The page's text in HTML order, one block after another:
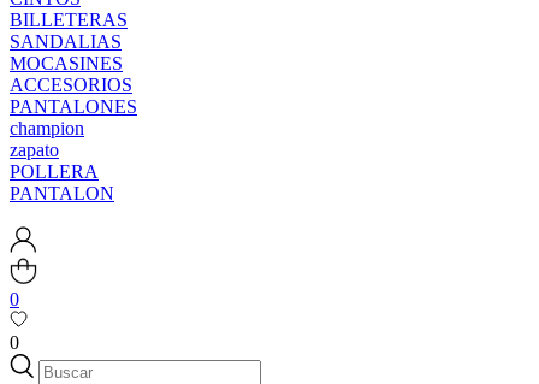
BILLETERAS
SANDALIAS
MOCASINES
ACCESORIOS
PANTALONES
champion
zapato
POLLERA
PANTALON
0
0